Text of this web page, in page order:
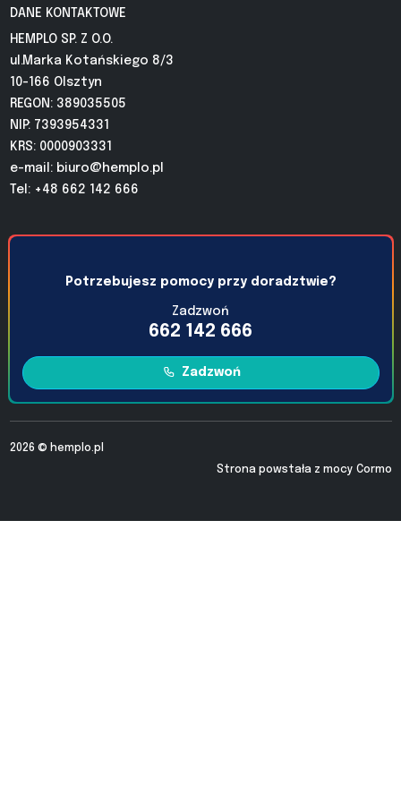
DANE KONTAKTOWE
HEMPLO SP. Z O.O.
ul.Marka Kotańskiego 8/3
10-166 Olsztyn
REGON: 389035505
NIP: 7393954331
KRS: 0000903331
e-mail: biuro@hemplo.pl
Tel: +48 662 142 666
Potrzebujesz pomocy przy doradztwie?
Zadzwoń
662 142 666
Zadzwoń
2026 © hemplo.pl
Strona powstała z mocy Cormo